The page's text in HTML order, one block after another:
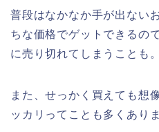
普段はなかなか手が出ない
ちな価格でゲットできるの
に売り切れてしまうことも。
また、せっかく買えても想
ッカリってことも多くありま